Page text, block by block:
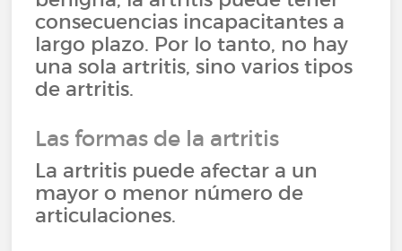
consecuencias incapacitantes a
largo plazo. Por lo tanto, no hay
una sola artritis, sino varios tipos
de artritis.
Las formas de la artritis
La artritis puede afectar a un
mayor o menor número de
articulaciones.